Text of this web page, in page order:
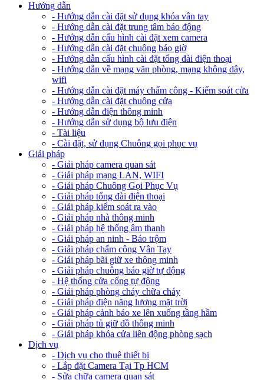
Hướng dẫn
- Hướng dẫn cài đặt sử dụng khóa vân tay
- Hướng dẫn cài đặt trung tâm báo động
- Hướng dẫn cấu hình cài đặt xem camera
- Hướng dẫn cài đặt chuông báo giờ
- Hướng dẫn cấu hình cài đặt tổng đài điện thoại
- Hướng dẫn về mạng văn phòng, mạng không dây,
wifi
- Hướng dẫn cài đặt máy chấm công - Kiểm soát cửa
- Hướng dẫn cài đặt chuông cửa
- Hướng dẫn điện thông minh
- Hướng dẫn sử dụng bộ lưu điện
- Tài liệu
- Cài đặt, sử dụng Chuông gọi phục vụ
Giải pháp
- Giải pháp camera quan sát
- Giải pháp mạng LAN, WIFI
- Giải pháp Chuông Gọi Phục Vụ
- Giải pháp tổng đài điện thoại
- Giải pháp kiểm soát ra vào
- Giải pháp nhà thông minh
- Giải pháp hệ thống âm thanh
- Giải pháp an ninh - Báo trộm
- Giải pháp chấm công Vân Tay
- Giải pháp bãi giữ xe thông minh
- Giải pháp chuông báo giờ tự động
- Hệ thống cửa cổng tự động
- Giải pháp phòng cháy chữa cháy
- Giải pháp điện năng lượng mặt trời
- Giải pháp cảnh báo xe lên xuống tầng hầm
- Giải pháp tủ giữ đồ thông minh
- Giải pháp khóa cửa liên động phòng sạch
Dịch vụ
- Dịch vụ cho thuê thiết bị
- Lắp đặt Camera Tại Tp HCM
- Sửa chữa camera quan sát